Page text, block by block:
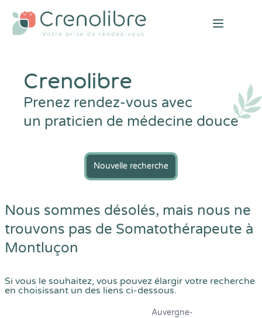
Open
Crenolibre
Prenez rendez-vous avec
un praticien de médecine douce
Nouvelle recherche
Nous sommes désolés, mais nous ne
trouvons pas de Somatothérapeute à
Montluçon
Si vous le souhaitez, vous pouvez élargir votre recherche
en choisissant un des liens ci-dessous.
Auvergne-